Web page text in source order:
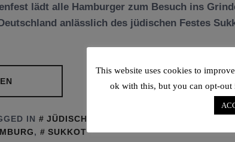
lädt alle Hamburger zum Besuch ins
anlässlich des jüdischen Festes
IN JÜDISCHES LEBEN IN DEUTSCHLAND
, SUKKOT
This website uses cookies to
ok with this, but you can opt-out